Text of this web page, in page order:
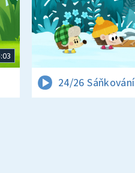
24/26 Sáňkování